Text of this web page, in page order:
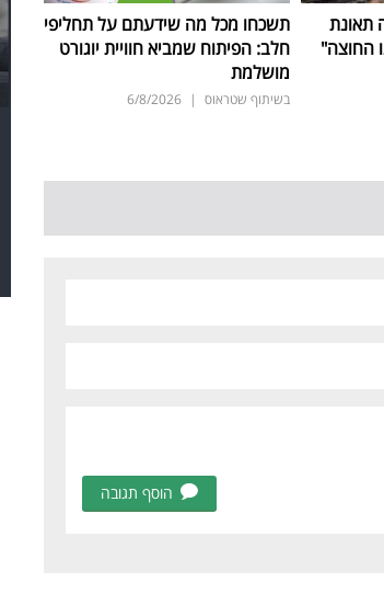
תאונת
החוצה"
תשכחו מכל מה שידעתם על תחליפי
חלב: הפיתוח שמביא חוויית יוגורט
מושלמת
בשיתוף שטראוס |
6/8/2026
הוסף תגובה